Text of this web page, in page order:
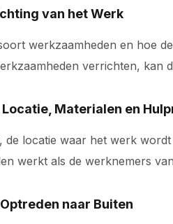
van het Werk
werkzaamheden en hoe
verrichten, kan
Materialen en
de locatie waar het werk
werkt als de werknemers
naar Buiten